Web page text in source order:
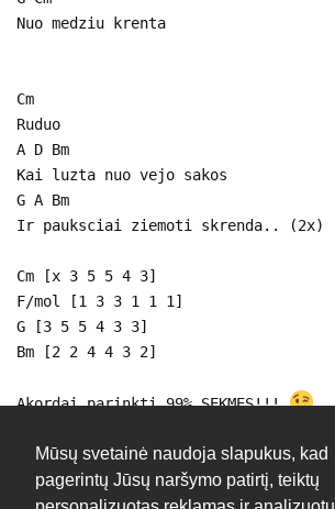
Mūsų svetainė naudoja slapukus, kad
pagerintų Jūsų naršymo patirtį, teiktų
Nuo medziu krenta
Cm
Ruduo
A D Bm
Kai luzta nuo vejo sakos
G A Bm
Ir pauksciai ziemoti skrenda.. (2x)
Cm [x 3 5 5 4 3]
F/mol [1 3 3 1 1 1]
G [3 5 5 4 3 3]
Bm [2 2 4 4 3 2]
Akordai parinkti 99% SEKMES!!!